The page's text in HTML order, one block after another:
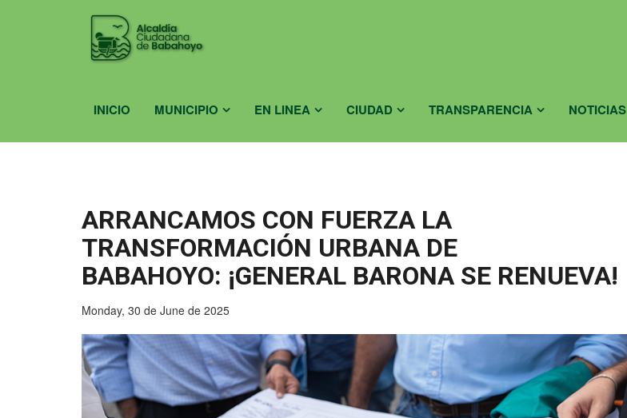
INICIO MUNICIPIO EN LINEA CIUDAD TRANSPARENCIA NOTICIAS
ARRANCAMOS CON FUERZA LA
TRANSFORMACIÓN URBANA DE
BABAHOYO: ¡GENERAL BARONA SE RENUEVA!
Monday, 30 de June de 2025